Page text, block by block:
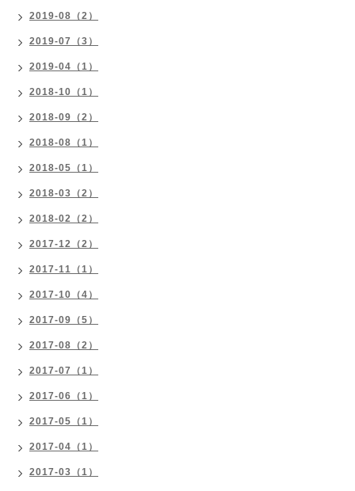
2019-08（2）
2019-07（3）
2019-04（1）
2018-10（1）
2018-09（2）
2018-08（1）
2018-05（1）
2018-03（2）
2018-02（2）
2017-12（2）
2017-11（1）
2017-10（4）
2017-09（5）
2017-08（2）
2017-07（1）
2017-06（1）
2017-05（1）
2017-04（1）
2017-03（1）